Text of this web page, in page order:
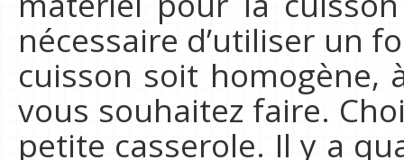
nécessaire d’utiliser un
cuisson soit homogène,
vous souhaitez faire.
petite casserole. Il y a